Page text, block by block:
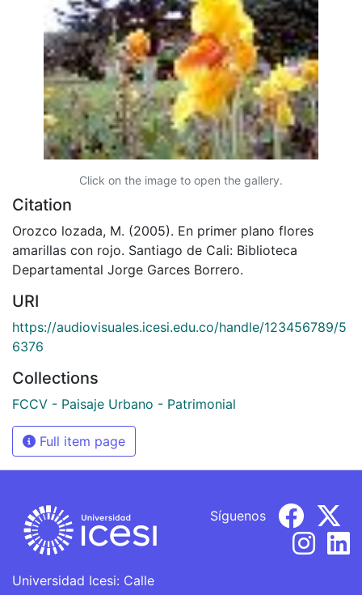
Click on the image to open the gallery.
Citation
Orozco lozada, M. (2005). En primer plano flores
amarillas con rojo. Santiago de Cali: Biblioteca
Departamental Jorge Garces Borrero.
URI
https://audiovisuales.icesi.edu.co/handle/123456789/5
6376
Collections
FCCV - Paisaje Urbano - Patrimonial
Full item page
Universidad Icesi: Calle
Síguenos